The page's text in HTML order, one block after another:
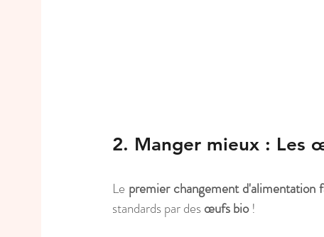
2. Manger mieux : Les
Le premier changement d'alimentation
standards par des œufs bio !